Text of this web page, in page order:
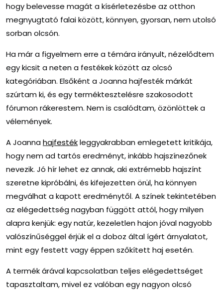
hogy belevesse magát a kísérletezésbe az otthon
megnyugtató falai között, könnyen, gyorsan, nem utolsó
sorban olcsón.
Ha már a figyelmem erre a témára irányult, nézelődtem
egy kicsit a neten a festékek között az olcsó
kategóriában. Elsőként a Joanna hajfesték márkát
szúrtam ki, és egy terméktesztelésre szakosodott
fórumon rákerestem. Nem is csalódtam, özönlöttek a
vélemények.
A Joannahajfestékleggyakrabban emlegetett kritikája,
hogy nem ad tartós eredményt, inkább hajszínezőnek
nevezik. Jó hír lehet ez annak, aki extrémebb hajszínt
szeretne kipróbálni, és kifejezetten örül, ha könnyen
megválhat a kapott eredménytől. A színek tekintetében
az elégedettség nagyban függött attól, hogy milyen
alapra kenjük: egy natúr, kezeletlen hajon jóval nagyobb
valószínűséggel érjük el a doboz által ígért árnyalatot,
mint egy festett vagy éppen szőkített haj esetén.
A termék árával kapcsolatban teljes elégedettséget
tapasztaltam, mivel ez valóban egy nagyon olcsó